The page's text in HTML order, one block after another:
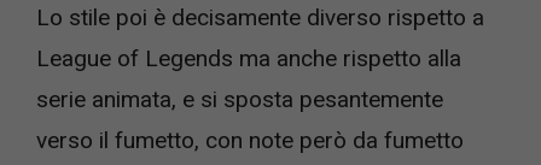
Lo stile poi è decisamente diverso rispetto a
League of Legends ma anche rispetto alla
serie animata, e si sposta pesantemente
verso il fumetto, con note però da fumetto